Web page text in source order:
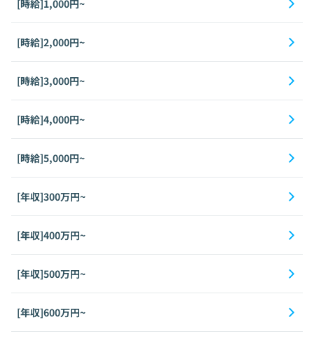
[時給]1,000円~
[時給]2,000円~
[時給]3,000円~
[時給]4,000円~
[時給]5,000円~
[年収]300万円~
[年収]400万円~
[年収]500万円~
[年収]600万円~